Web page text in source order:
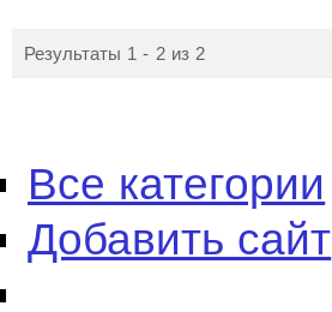
Результаты 1 - 2 из 2
Все категории
Добавить сайт